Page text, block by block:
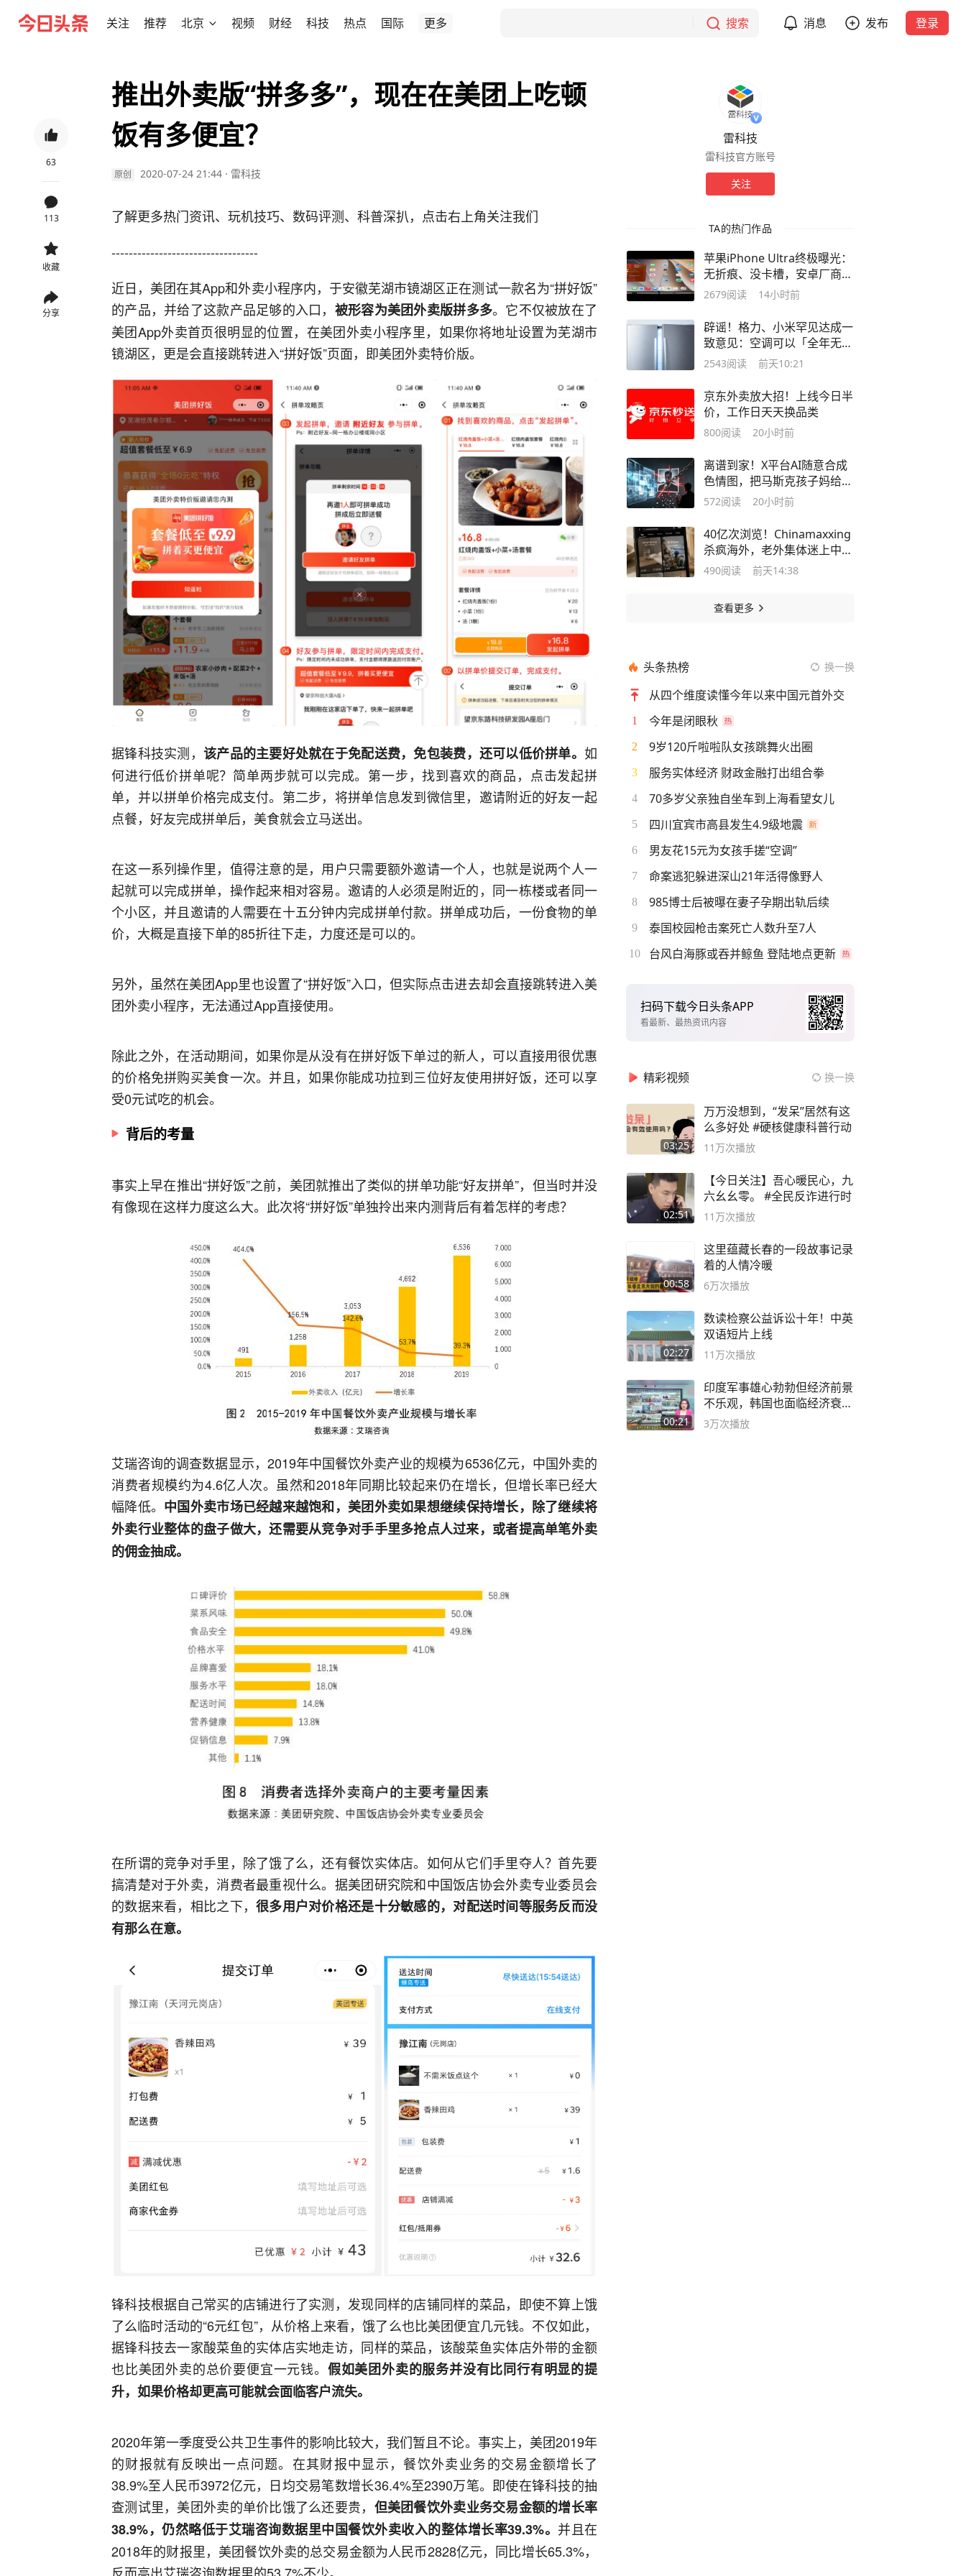
关注 推荐 北京 视频 财经 科技 热点 国际 更多 搜索 消息 发布 登录
63
113
收藏
分享
推出外卖版“拼多多”，现在在美团上吃顿
饭有多便宜？
原创 2020-07-24 21:44 · 雷科技
了解更多热门资讯、玩机技巧、数码评测、科普深扒，点击右上角关注我们
----------------------------------
近日，美团在其App和外卖小程序内，于安徽芜湖市镜湖区正在测试一款名为“拼好饭”
的产品，并给了这款产品足够的入口， 被形容为美团外卖版拼多多。它不仅被放在了
美团App外卖首页很明显的位置，在美团外卖小程序里，如果你将地址设置为芜湖市
镜湖区，更是会直接跳转进入“拼好饭”页面，即美团外卖特价版。
据锋科技实测， 该产品的主要好处就在于免配送费，免包装费，还可以低价拼单。如
何进行低价拼单呢？简单两步就可以完成。第一步，找到喜欢的商品，点击发起拼
单，并以拼单价格完成支付。第二步，将拼单信息发到微信里，邀请附近的好友一起
点餐，好友完成拼单后，美食就会立马送出。
在这一系列操作里，值得注意的是，用户只需要额外邀请一个人，也就是说两个人一
起就可以完成拼单，操作起来相对容易。邀请的人必须是附近的，同一栋楼或者同一
个小区，并且邀请的人需要在十五分钟内完成拼单付款。拼单成功后，一份食物的单
价，大概是直接下单的85折往下走，力度还是可以的。
另外，虽然在美团App里也设置了“拼好饭”入口，但实际点击进去却会直接跳转进入美
团外卖小程序，无法通过App直接使用。
除此之外，在活动期间，如果你是从没有在拼好饭下单过的新人，可以直接用很优惠
的价格免拼购买美食一次。并且，如果你能成功拉到三位好友使用拼好饭，还可以享
受0元试吃的机会。
背后的考量
事实上早在推出“拼好饭”之前，美团就推出了类似的拼单功能“好友拼单”，但当时并没
有像现在这样力度这么大。此次将“拼好饭”单独拎出来内测背后有着怎样的考虑？
艾瑞咨询的调查数据显示，2019年中国餐饮外卖产业的规模为6536亿元，中国外卖的
消费者规模约为4.6亿人次。虽然和2018年同期比较起来仍在增长，但增长率已经大
幅降低。 中国外卖市场已经越来越饱和，美团外卖如果想继续保持增长，除了继续将
外卖行业整体的盘子做大，还需要从竞争对手手里多抢点人过来，或者提高单笔外卖
的佣金抽成。
在所谓的竞争对手里，除了饿了么，还有餐饮实体店。如何从它们手里夺人？首先要
搞清楚对于外卖，消费者最重视什么。据美团研究院和中国饭店协会外卖专业委员会
的数据来看，相比之下，很多用户对价格还是十分敏感的，对配送时间等服务反而没
有那么在意。
锋科技根据自己常买的店铺进行了实测，发现同样的店铺同样的菜品，即使不算上饿
了么临时活动的“6元红包”，从价格上来看，饿了么也比美团便宜几元钱。不仅如此，
据锋科技去一家酸菜鱼的实体店实地走访，同样的菜品，该酸菜鱼实体店外带的金额
也比美团外卖的总价要便宜一元钱。 假如美团外卖的服务并没有比同行有明显的提
升，如果价格却更高可能就会面临客户流失。
2020年第一季度受公共卫生事件的影响比较大，我们暂且不论。事实上，美团2019年
的财报就有反映出一点问题。在其财报中显示，餐饮外卖业务的交易金额增长了
38.9%至人民币3972亿元，日均交易笔数增长36.4%至2390万笔。即使在锋科技的抽
查测试里，美团外卖的单价比饿了么还要贵， 但美团餐饮外卖业务交易金额的增长率
38.9%，仍然略低于艾瑞咨询数据里中国餐饮外卖收入的整体增长率39.3%。 并且在
2018年的财报里，美团餐饮外卖的总交易金额为人民币2828亿元，同比增长65.3%，
雷科技
雷科技官方账号
关注
TA的热门作品
苹果iPhone Ultra终极曝光：
无折痕、没卡槽，安卓厂商该
慌了？
2679阅读 14小时前
辟谣！格力、小米罕见达成一
致意见：空调可以「全年无
休」
2543阅读 前天10:21
京东外卖放大招！上线今日半
价，工作日天天换品类
800阅读 20小时前
离谱到家！X平台AI随意合成
色情图，把马斯克孩子妈给坑
了
572阅读 20小时前
40亿次浏览！Chinamaxxing
杀疯海外，老外集体迷上中式
生活
490阅读 前天14:38
查看更多
头条热榜 换一换
从四个维度读懂今年以来中国元首外交
1 今年是闭眼秋
2 9岁120斤啦啦队女孩跳舞火出圈
3 服务实体经济 财政金融打出组合拳
4 70多岁父亲独自坐车到上海看望女儿
5 四川宜宾市高县发生4.9级地震
6 男友花15元为女孩手搓“空调”
7 命案逃犯躲进深山21年活得像野人
8 985博士后被曝在妻子孕期出轨后续
9 泰国校园枪击案死亡人数升至7人
10 台风白海豚或吞并鲸鱼 登陆地点更新
扫码下载今日头条APP
看最新、最热资讯内容
精彩视频 换一换
03:25
万万没想到，“发呆”居然有这
么多好处 #硬核健康科普行动
11万次播放
02:51
【今日关注】吾心暖民心，九
六幺幺零。 #全民反诈进行时
11万次播放
00:58
这里蕴藏长春的一段故事记录
着的人情冷暖
6万次播放
02:27
数读检察公益诉讼十年！中英
双语短片上线
11万次播放
00:21
印度军事雄心勃勃但经济前景
不乐观，韩国也面临经济衰退
风险
3万次播放